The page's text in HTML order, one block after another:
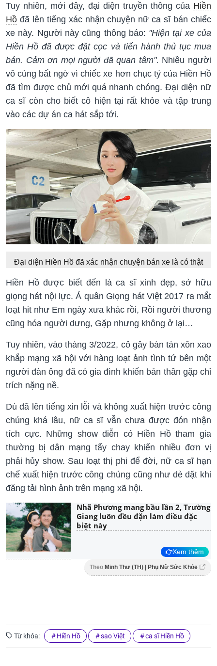
Tuy nhiên, mới đây, đại diện truyền thông của Hiền
Hồ đã lên tiếng xác nhận chuyện nữ ca sĩ bán chiếc
xe này. Người này cũng thông báo: "Hiện tại xe của
Hiền Hồ đã được đặt cọc và tiến hành thủ tục mua
bán. Cảm ơn mọi người đã quan tâm". Nhiều người
vô cùng bất ngờ vì chiếc xe hơn chục tỷ của Hiền Hồ
đã tìm được chủ mới quá nhanh chóng. Đại diện nữ
ca sĩ còn cho biết cô hiện tại rất khỏe và tập trung
vào các dự án ca hát sắp tới.
Đại diện Hiền Hồ đã xác nhận chuyện bán xe là có thật
Hiền Hồ được biết đến là ca sĩ xinh đẹp, sở hữu
giọng hát nội lực. Á quân Giọng hát Việt 2017 ra mắt
loạt hit như Em ngày xưa khác rồi, Rồi người thương
cũng hóa người dưng, Gặp nhưng không ở lại…
Tuy nhiên, vào tháng 3/2022, cô gây bàn tán xôn xao
khắp mạng xã hội với hàng loạt ảnh tình tứ bên một
người đàn ông đã có gia đình khiến bản thân gặp chỉ
trích nặng nề.
Dù đã lên tiếng xin lỗi và không xuất hiện trước công
chúng khá lâu, nữ ca sĩ vẫn chưa được đón nhận
tích cực. Những show diễn có Hiền Hồ tham gia
thường bị dân mạng tẩy chay khiến nhiều đơn vị
phải hủy show. Sau loạt thị phi để đời, nữ ca sĩ hạn
chế xuất hiện trước công chúng cũng như dè dặt khi
đăng tải hình ảnh trên mạng xã hội.
Nhã Phương mang bầu lần 2, Trường
Giang luôn đều đặn làm điều đặc
biệt này
Xem thêm
Theo Minh Thư (TH) | Phụ Nữ Sức Khỏe
Từ khóa: Hiền Hồ sao Việt ca sĩ Hiền Hồ